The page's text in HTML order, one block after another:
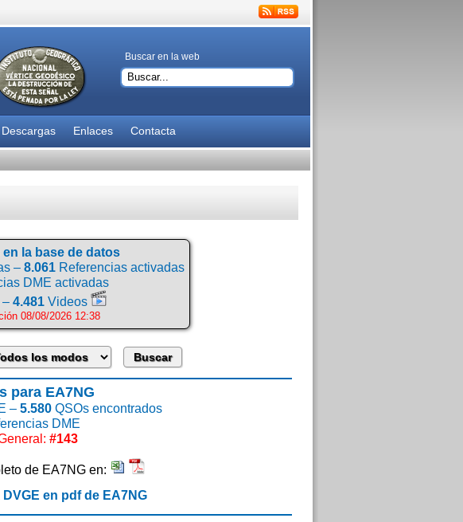
Buscar en la web
Descargas Enlaces Contacta
en la base de datos
– 8.061Referencias activadas
DME activadas
– 4.481 Videos
08/08/2026 12:38
para EA7NG
– 5.580QSOs encontrados
DME
#143
de EA7NG en:
en pdf de EA7NG